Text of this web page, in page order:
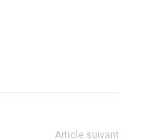
Article suivant